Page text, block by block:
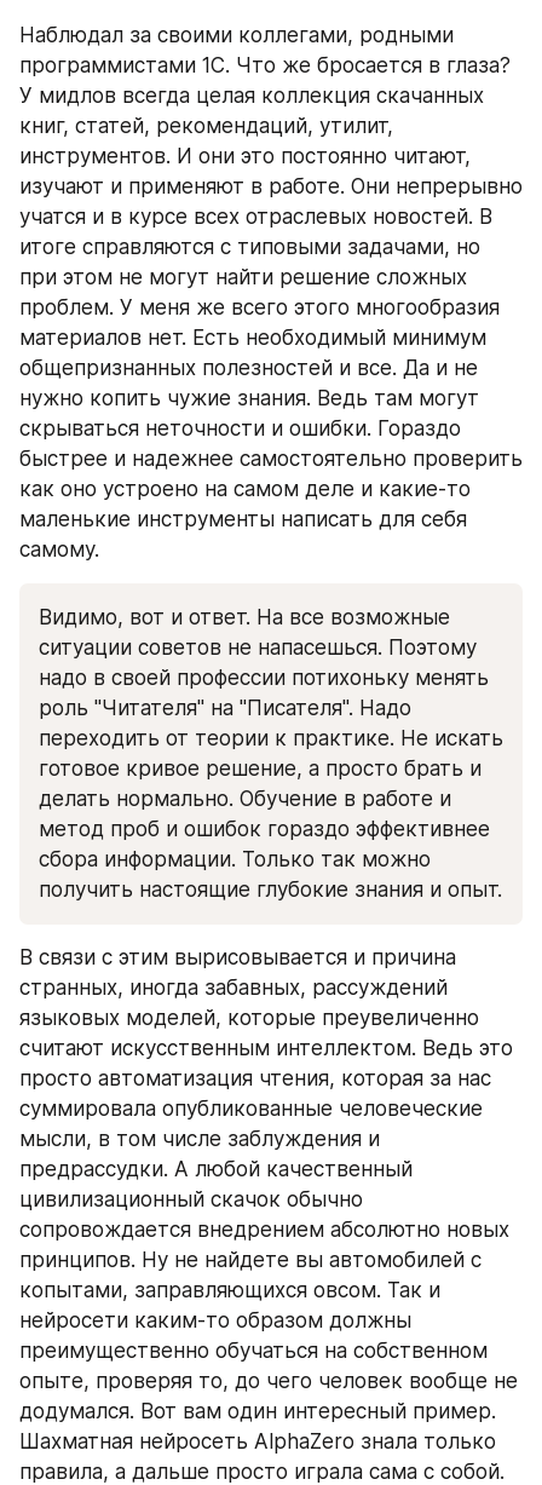
Наблюдал за своими коллегами, родными
программистами 1С. Что же бросается в глаза?
У мидлов всегда целая коллекция скачанных
книг, статей, рекомендаций, утилит,
инструментов. И они это постоянно читают,
изучают и применяют в работе. Они непрерывно
учатся и в курсе всех отраслевых новостей. В
итоге справляются с типовыми задачами, но
при этом не могут найти решение сложных
проблем. У меня же всего этого многообразия
материалов нет. Есть необходимый минимум
общепризнанных полезностей и все. Да и не
нужно копить чужие знания. Ведь там могут
скрываться неточности и ошибки. Гораздо
быстрее и надежнее самостоятельно проверить
как оно устроено на самом деле и какие-то
маленькие инструменты написать для себя
самому.
Видимо, вот и ответ. На все возможные
ситуации советов не напасешься. Поэтому
надо в своей профессии потихоньку менять
роль "Читателя" на "Писателя". Надо
переходить от теории к практике. Не искать
готовое кривое решение, а просто брать и
делать нормально. Обучение в работе и
метод проб и ошибок гораздо эффективнее
сбора информации. Только так можно
получить настоящие глубокие знания и опыт.
В связи с этим вырисовывается и причина
странных, иногда забавных, рассуждений
языковых моделей, которые преувеличенно
считают искусственным интеллектом. Ведь это
просто автоматизация чтения, которая за нас
суммировала опубликованные человеческие
мысли, в том числе заблуждения и
предрассудки. А любой качественный
цивилизационный скачок обычно
сопровождается внедрением абсолютно новых
принципов. Ну не найдете вы автомобилей с
копытами, заправляющихся овсом. Так и
нейросети каким-то образом должны
преимущественно обучаться на собственном
опыте, проверяя то, до чего человек вообще не
додумался. Вот вам один интересный пример.
Шахматная нейросеть AlphaZero знала только
правила, а дальше просто играла сама с собой.